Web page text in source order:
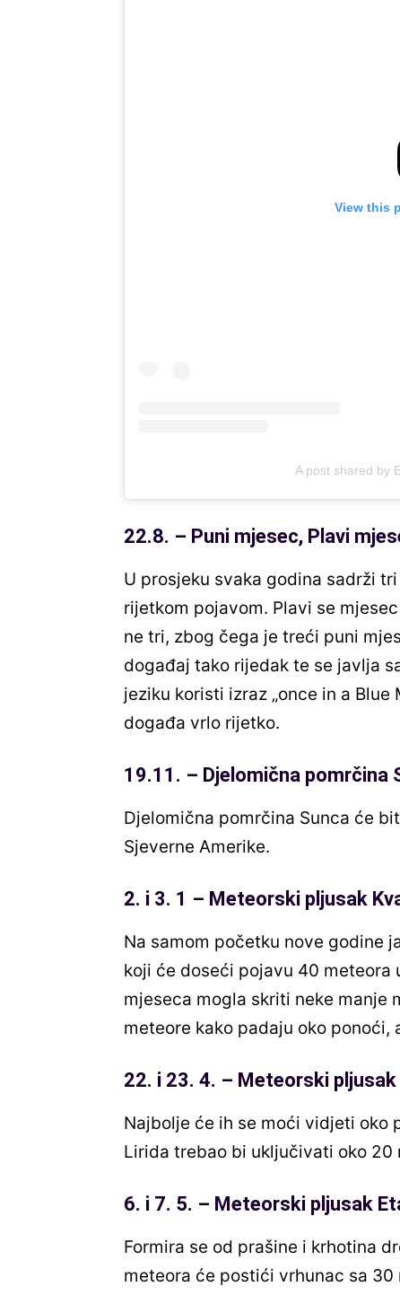
View this
A post shared by
22.8. – Puni mjesec, Plavi
U prosjeku svaka godina sadrži
rijetkom pojavom. Plavi se
ne tri, zbog čega je treći puni
događaj tako rijedak te se javlja
jeziku koristi izraz „once in a
događa vrlo rijetko.
19.11. – Djelomična pomrčina
Djelomična pomrčina Sunca će
Sjeverne Amerike.
2. i 3. 1 – Meteorski pljusak
Na samom početku nove godine
koji će doseći pojavu 40 meteora
mjeseca mogla skriti neke manje
meteore kako padaju oko ponoći,
22. i 23. 4. – Meteorski pljusak
Najbolje će ih se moći vidjeti oko
Lirida trebao bi uključivati oko 20
6. i 7. 5. – Meteorski pljusak
Formira se od prašine i krhotina
meteora će postići vrhunac sa